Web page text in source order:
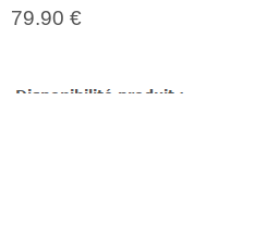
79.90 €